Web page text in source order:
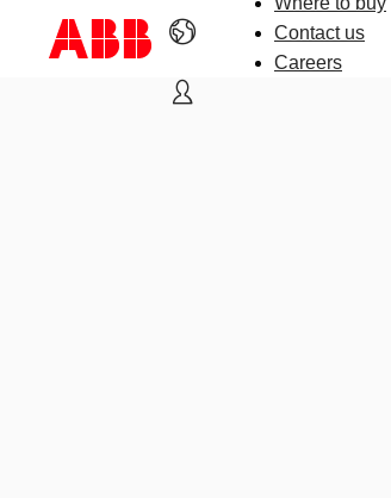
Contact us
Careers